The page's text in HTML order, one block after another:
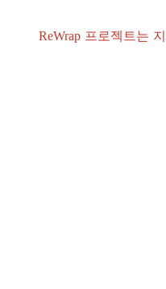
ReWrap 프로젝트는